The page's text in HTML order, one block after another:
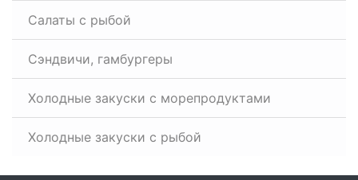
Салаты с рыбой
Сэндвичи, гамбургеры
Холодные закуски с морепродуктами
Холодные закуски с рыбой